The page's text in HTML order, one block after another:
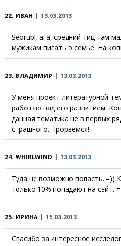
22. ИВАН 13.03.2013
Seorubl, ага, средний Тиц там
мужикам писать о семье. На
23. ВЛАДИМИР 13.03.2013
У меня проект литературной
работаю над его развитием.
данная тематика не в первых
страшного. Прорвемся!
24. WHIRLWIND 13.03.2013
Туда не возможно попасть. =))
только 10% попадают на сайт.
25. ИРИНА 15.03.2013
Спасибо за интересное